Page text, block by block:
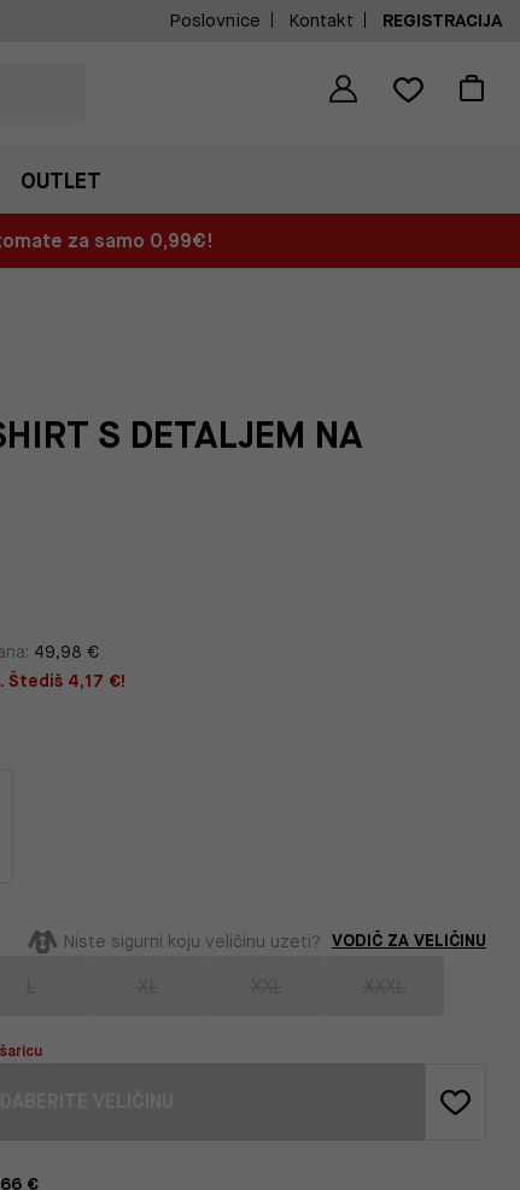
Poslovnice Kontakt REGISTRACIJA
OUTLET
za samo 0,99€!
S DETALJEM NA
49,98 €
Štediš 4,17 €!
Niste sigurni koju veličinu uzeti? VODIČ ZA VELIČINU
€